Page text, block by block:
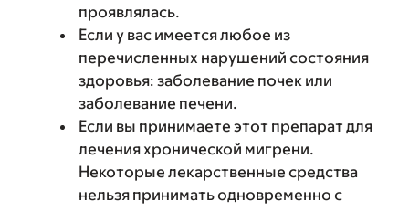
проявлялась.
Если у вас имеется любое из
перечисленных нарушений состояния
здоровья: заболевание почек или
заболевание печени.
Если вы принимаете этот препарат для
лечения хронической мигрени.
Некоторые лекарственные средства
нельзя принимать одновременно с